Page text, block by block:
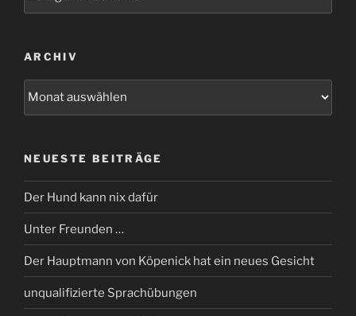
ARCHIV
NEUESTE BEITRÄGE
Der Hund kann nix dafür
Unter Freunden …
Der Hauptmann von Köpenick hat ein neues Gesicht
unqualifizierte Sprachübungen